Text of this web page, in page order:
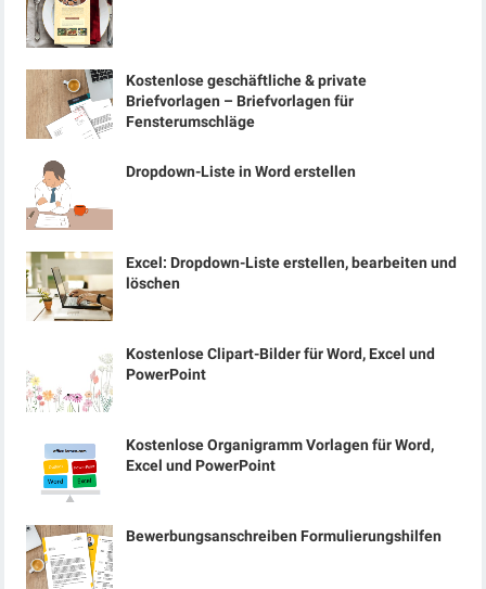
Kostenlose geschäftliche & private
Briefvorlagen – Briefvorlagen für
Fensterumschläge
Dropdown-Liste in Word erstellen
Excel: Dropdown-Liste erstellen, bearbeiten und
löschen
Kostenlose Clipart-Bilder für Word, Excel und
PowerPoint
Kostenlose Organigramm Vorlagen für Word,
Excel und PowerPoint
Bewerbungsanschreiben Formulierungshilfen